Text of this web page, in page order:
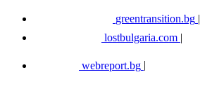
greentransition.bg |
lostbulgaria.com |
webreport.bg